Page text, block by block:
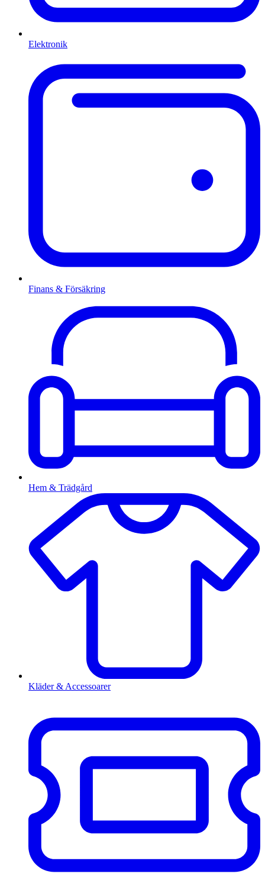
Elektronik
Finans & Försäkring
Hem & Trädgård
Kläder & Accessoarer